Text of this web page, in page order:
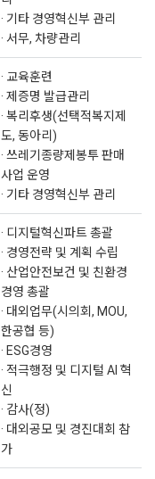
· 기타 경영혁신부 관리
· 서무, 차량관리
· 교육훈련
· 제증명 발급관리
· 복리후생(선택적복지제
도, 동아리)
· 쓰레기종량제봉투 판매
사업 운영
· 기타 경영혁신부 관리
· 디지털혁신파트 총괄
· 경영전략 및 계획 수립
· 산업안전보건 및 친환경
경영 총괄
· 대외업무(시의회, MOU,
한공협 등)
· ESG경영
· 적극행정 및 디지털 AI 혁
신
· 감사(정)
· 대외공모 및 경진대회 참
가